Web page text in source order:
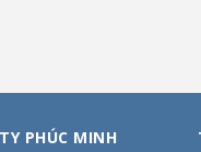
PHÚC MINH